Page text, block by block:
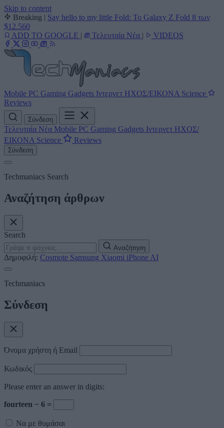
Skip to content
Breaking | Say hello to my little Fold: Το Galaxy Z Fold 8 των
$12.560
ADD TO GOOGLE | Τελευταία Νέα | VIDEOS
Mobile PC Gaming Gadgets Ιντερνετ ΗΧΟΣ/ΕΙΚΟΝΑ Science
Reviews
Σύνδεση
Τελευταία Νέα Mobile PC Gaming Gadgets Ιντερνετ ΗΧΟΣ/
ΕΙΚΟΝΑ Science Reviews
Σύνδεση
Techmaniacs Search
Αναζήτηση άρθρων
Search
Αναζήτηση
Δημοφιλή: Cosmote Samsung Xiaomi iPhone AI
Techmaniacs
Σύνδεση
Όνομα χρήστη ή Email
Κωδικός
Please enter an answer in digits:
fourteen − 6 =
Να με θυμάσαι